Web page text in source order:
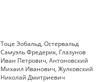
Тоце Эобальд,Остервальд
Самуэль Фредерик, Глазунов
Иван Петрович,Антоновский
Михаил Иванович,Жулковский
Николай Дмитриевич